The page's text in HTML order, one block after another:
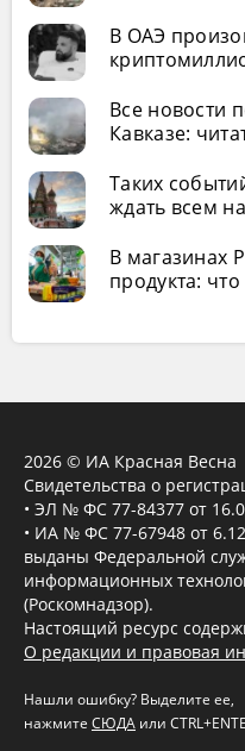
В ОАЭ
Все новости
Кавказе:
Таких
ждать всем
В магазинах
продукта: что
2026 © ИА Красная Весна
Свидетельства о
• ЭЛ № ФС 77-84377 от
• ИА № ФС 77-67948 от
выданы Федеральной
информационных
(Роскомнадзор).
Настоящий ресурс
О редакции и правовая
Нашли ошибку? Выделите ее,
нажмите СЮДА или